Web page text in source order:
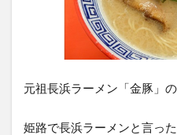
元祖長浜ラーメン「金豚」
姫路で長浜ラーメンと言っ